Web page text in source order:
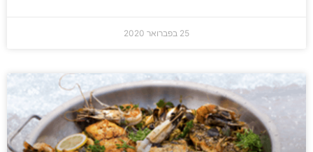
25 בפברואר 2020